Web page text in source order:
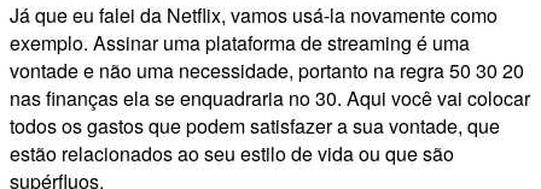
Já que eu falei da Netflix, vamos usá-la novamente como
exemplo. Assinar uma plataforma de streaming é uma
vontade e não uma necessidade, portanto na regra 50 30 20
nas finanças ela se enquadraria no 30. Aqui você vai colocar
todos os gastos que podem satisfazer a sua vontade, que
estão relacionados ao seu estilo de vida ou que são
supérfluos.